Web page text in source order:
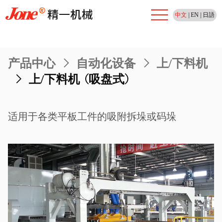
中文 EN| 日語
产品中心 > 自动化设备 >
上/下料机
>
上/下料机 (吸盘式)
适用于各类平板工件的吸附拆垛或码垛